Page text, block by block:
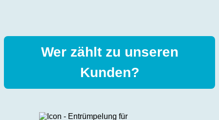
Wer zählt zu unseren
Kunden?